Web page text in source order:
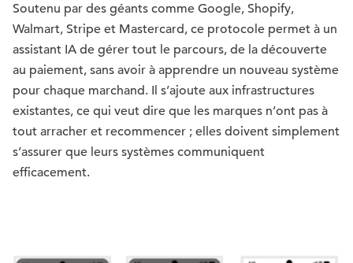
Soutenu par des géants comme Google, Shopify,
Walmart, Stripe et Mastercard, ce protocole permet à un
assistant IA de gérer tout le parcours, de la découverte
au paiement, sans avoir à apprendre un nouveau système
pour chaque marchand. Il s’ajoute aux infrastructures
existantes, ce qui veut dire que les marques n’ont pas à
tout arracher et recommencer ; elles doivent simplement
s’assurer que leurs systèmes communiquent
efficacement.